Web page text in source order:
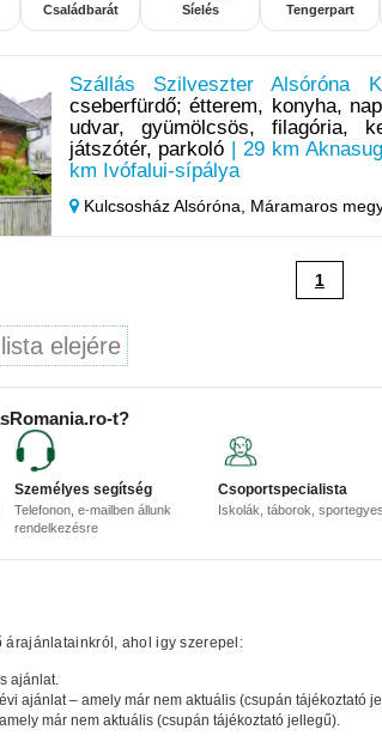
Családbarát Síelés Tengerpart
Szállás Szilveszter Alsóróna
cseberfürdő; étterem, konyha,
udvar, gyümölcsös, filagória,
játszótér, parkoló | 29 km
km Ivófalui-sípálya
Kulcsosház Alsóróna, Máramaros
1
elejére
t?
Személyes segítség
Telefonon, e-mailben állunk
rendelkezésre
Csoportspecialista
Iskolák, táborok,
árajánlatainkról, ahol igy szerepel:
ajánlat.
ajánlat – amely már nem aktuális (csupán tájékoztató
már nem aktuális (csupán tájékoztató jellegű).